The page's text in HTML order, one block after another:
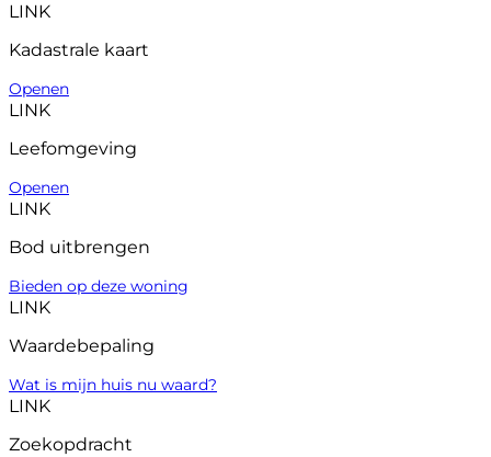
LINK
Kadastrale kaart
Openen
LINK
Leefomgeving
Openen
LINK
Bod uitbrengen
Bieden op deze woning
LINK
Waardebepaling
Wat is mijn huis nu waard?
LINK
Zoekopdracht